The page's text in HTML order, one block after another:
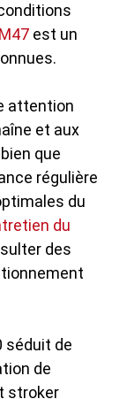
est un
attention
et aux
que
régulière
du
du
des
séduit de
de
stroker